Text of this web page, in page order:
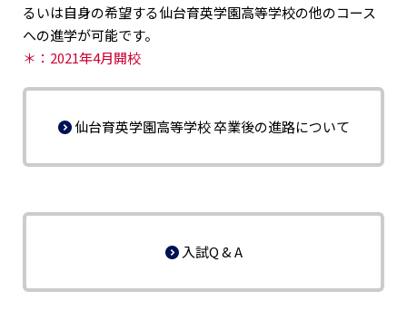
るいは自身の希望する仙台育英学園高等学校の他のコース
への進学が可能です。
＊：2021年4月開校
仙台育英学園高等学校 卒業後の進路について
入試Q & A